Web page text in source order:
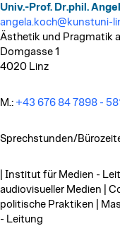
Univ.-Prof. Dr.phil.
angela.koch@kunstuni-
Ästhetik und Pragmatik
Domgasse 1
4020 Linz
M.: +43 676 84 7898 -
Sprechstunden/
| Institut für Medien -
audiovisueller Medien |
politische Praktiken |
- Leitung